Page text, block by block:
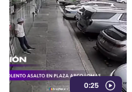
0:25